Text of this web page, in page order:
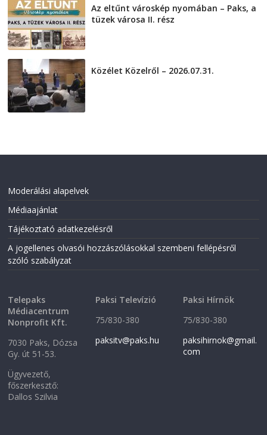
Az eltűnt városkép nyomában – Paks, a
tüzek városa II. rész
Közélet Közelről – 2026.07.31.
Moderálási alapelvek
Médiaajánlat
Tájékoztató adatkezelésről
A jogellenes olvasói hozzászólásokkal szembeni fellépésről
szóló szabályzat
Telepaks
Médiacentrum
Nonprofit Kft.
7030 Paks, Dózsa
Gy. út 51-53.
Ügyvezető,
főszerkesztő:
Dallos Szilvia
Paksi Televízió
75/830-380
paksitv@paks.hu
Paksi Hírnök
75/830-380
paksihirnok@gmail.
com